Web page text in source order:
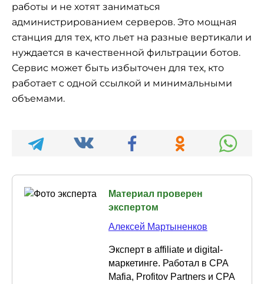
работы и не хотят заниматься
администрированием серверов. Это мощная
станция для тех, кто льет на разные вертикали и
нуждается в качественной фильтрации ботов.
Сервис может быть избыточен для тех, кто
работает с одной ссылкой и минимальными
объемами.
Материал проверен
экспертом
Алексей Мартыненков
Эксперт в affiliate и digital-
маркетинге. Работал в CPA
Mafia, Profitov Partners и CPA